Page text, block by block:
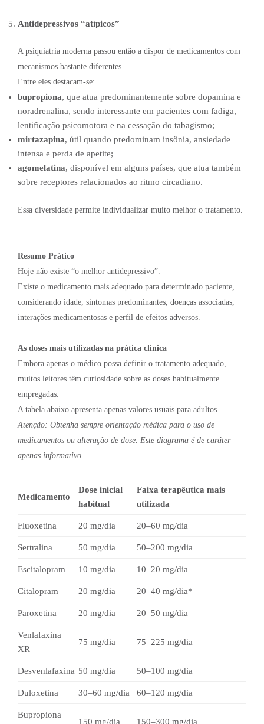
Antidepressivos “atípicos”
A psiquiatria moderna passou então a dispor de medicamentos com
mecanismos bastante diferentes.
Entre eles destacam-se:
bupropiona, que atua predominantemente sobre dopamina e
noradrenalina, sendo interessante em pacientes com fadiga,
lentificação psicomotora e na cessação do tabagismo;
mirtazapina, útil quando predominam insônia, ansiedade
intensa e perda de apetite;
agomelatina, disponível em alguns países, que atua também
sobre receptores relacionados ao ritmo circadiano.
Essa diversidade permite individualizar muito melhor o tratamento.
Resumo Prático
Hoje não existe “o melhor antidepressivo”.
Existe o medicamento mais adequado para determinado paciente,
considerando idade, sintomas predominantes, doenças associadas,
interações medicamentosas e perfil de efeitos adversos.
As doses mais utilizadas na prática clínica
Embora apenas o médico possa definir o tratamento adequado,
muitos leitores têm curiosidade sobre as doses habitualmente
empregadas.
A tabela abaixo apresenta apenas valores usuais para adultos.
Atenção: Obtenha sempre orientação médica para o uso de
medicamentos ou alteração de dose. Este diagrama é de caráter
apenas informativo.
Medicamento
Dose inicial
habitual
Faixa terapêutica mais
utilizada
Fluoxetina 20 mg/dia 20–60 mg/dia
Sertralina 50 mg/dia 50–200 mg/dia
Escitalopram 10 mg/dia 10–20 mg/dia
Citalopram 20 mg/dia 20–40 mg/dia*
Paroxetina 20 mg/dia 20–50 mg/dia
Venlafaxina
XR
75 mg/dia 75–225 mg/dia
Desvenlafaxina 50 mg/dia 50–100 mg/dia
Duloxetina 30–60 mg/dia 60–120 mg/dia
Bupropiona
150 mg/dia 150–300 mg/dia